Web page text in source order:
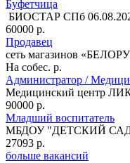
Буфетчица
БИОСТАР СПб
60000 р.
Продавец
сеть магазинов
На собес. р.
Администратор /
Медицинский центр
90000 р.
Младший воспитатель
МБДОУ "ДЕТСКИЙ
27093 р.
больше вакансий